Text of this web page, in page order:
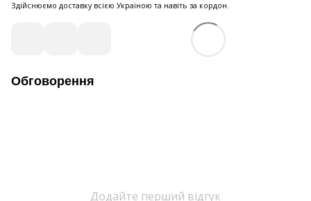
Здійснюємо доставку всією Україною та навіть за кордон.
Обговорення
Додайте перший відгук